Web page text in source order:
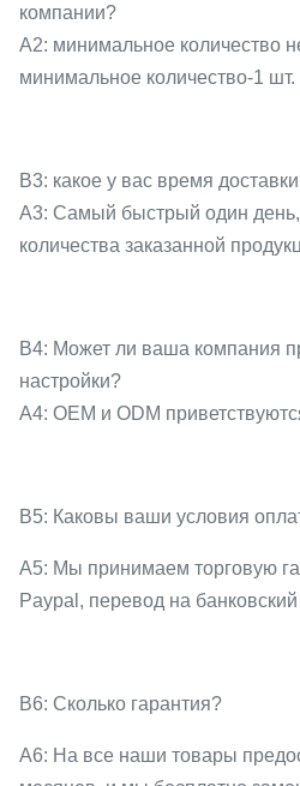
компании?
A2: минимальное количество
минимальное количество-1 шт.
В3: какое у вас время
A3: Самый быстрый один день,
количества заказанной
В4: Может ли ваша компания
настройки?
A4: OEM и ODM
В5: Каковы ваши условия
A5: Мы принимаем торговую
Paypal, перевод на банковский
В6: Сколько гарантия?
A6: На все наши товары